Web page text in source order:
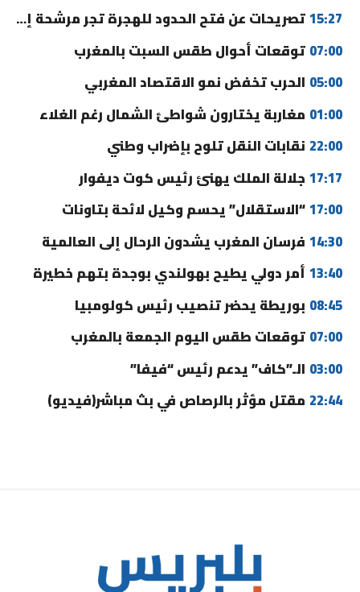
15:27تصريحات عن فتح الحدود للهجرة تجر مرشحة إلى القضاء
07:00 توقعات أحوال طقس السبت بالمغرب
05:00 الحرب تخفض نمو الاقتصاد المغربي
01:00 مغاربة يختارون شواطئ الشمال رغم الغلاء
22:00 نقابات النقل تلوح بإضراب وطني
17:17 جلالة الملك يهنئ رئيس كوت ديفوار
17:00“الاستقلال” يحسم وكيل لائحة بتاونات
14:30 فرسان المغرب يشدون الرحال إلى العالمية
13:40 أمر دولي يطيح بهولندي بوجدة بتهم خطيرة
08:45 بوريطة يحضر تنصيب رئيس كولومبيا
07:00 توقعات طقس اليوم الجمعة بالمغرب
03:00 الـ”كاف” يدعم رئيس “فيفا”
22:44 مقتل مؤثر بالرصاص في بث مباشر(فيديو)